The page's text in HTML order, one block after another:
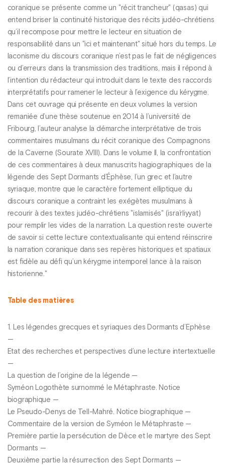
coranique se présente comme un "récit trancheur" (qasas) qui
entend briser la continuité historique des récits judéo-chrétiens
qu’il recompose pour mettre le lecteur en situation de
responsabilité dans un "ici et maintenant" situé hors du temps. Le
laconisme du discours coranique n’est pas le fait de négligences
ou d’erreurs dans la transmission des traditions, mais il répond à
l’intention du rédacteur qui introduit dans le texte des raccords
interprétatifs pour ramener le lecteur à l’exigence du kérygme.
Dans cet ouvrage qui présente en deux volumes la version
remaniée d’une thèse soutenue en 2014 à l’université de
Fribourg, l’auteur analyse la démarche interprétative de trois
commentaires musulmans du récit coranique des Compagnons
de la Caverne (Sourate XVIII). Dans le volume II, la confrontation
de ces commentaires à deux manuscrits hagiographiques de la
légende des Sept Dormants d’Éphèse, l’un grec et l’autre
syriaque, montre que le caractère fortement elliptique du
discours coranique a contraint les exégètes musulmans à
recourir à des textes judéo-chrétiens "islamisés" (isra’rliyyat)
pour remplir les vides de la narration. La question reste ouverte
de savoir si cette lecture contextualisante qui entend réinscrire
la narration coranique dans ses repères historiques et spatiaux
est fidèle au défi qu’un kérygme intemporel lance à la raison
historienne."
Table des matières
1. Les légendes grecques et syriaques des Dormants d’Ephèse
—
Etat des recherches et perspectives d’une lecture intertextuelle
—
La question de l’origine de la légende —
Syméon Logothète surnommé le Métaphraste. Notice
biographique —
Le Pseudo-Denys de Tell-Mahré. Notice biographique —
Commentaire de la version de Syméon le Métaphraste —
Première partie la persécution de Dèce et le martyre des Sept
Dormants —
Deuxième partie la résurrection des Sept Dormants —